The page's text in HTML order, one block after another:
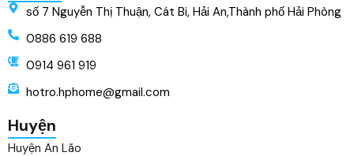
số 7 Nguyễn Thị Thuận, Cát Bi, Hải An,Thành phố Hải Phòng
0886 619 688
0914 961 919
hotro.hphome@gmail.com
Huyện
Huyện An Lão